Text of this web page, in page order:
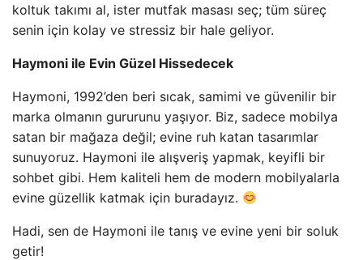
koltuk takımı al, ister mutfak masası seç; tüm süreç
senin için kolay ve stressiz bir hale geliyor.
Haymoni ile Evin Güzel Hissedecek
Haymoni, 1992’den beri sıcak, samimi ve güvenilir bir
marka olmanın gururunu yaşıyor. Biz, sadece mobilya
satan bir mağaza değil; evine ruh katan tasarımlar
sunuyoruz. Haymoni ile alışveriş yapmak, keyifli bir
sohbet gibi. Hem kaliteli hem de modern mobilyalarla
evine güzellik katmak için buradayız.
Hadi, sen de Haymoni ile tanış ve evine yeni bir soluk
getir!